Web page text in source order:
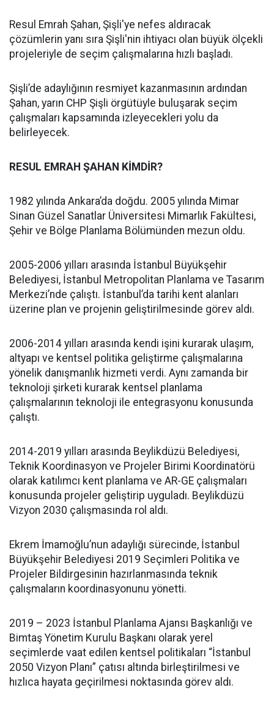
Resul Emrah Şahan, Şişli'ye nefes aldıracak
çözümlerin yanı sıra Şişli'nin ihtiyacı olan büyük ölçekli
projeleriyle de seçim çalışmalarına hızlı başladı.
Şişli’de adaylığının resmiyet kazanmasının ardından
Şahan, yarın CHP Şişli örgütüyle buluşarak seçim
çalışmaları kapsamında izleyecekleri yolu da
belirleyecek.
RESUL EMRAH ŞAHAN KİMDİR?
1982 yılında Ankara’da doğdu. 2005 yılında Mimar
Sinan Güzel Sanatlar Üniversitesi Mimarlık Fakültesi,
Şehir ve Bölge Planlama Bölümünden mezun oldu.
2005-2006 yılları arasında İstanbul Büyükşehir
Belediyesi, İstanbul Metropolitan Planlama ve Tasarım
Merkezi’nde çalıştı. İstanbul’da tarihi kent alanları
üzerine plan ve projenin geliştirilmesinde görev aldı.
2006-2014 yılları arasında kendi işini kurarak ulaşım,
altyapı ve kentsel politika geliştirme çalışmalarına
yönelik danışmanlık hizmeti verdi. Aynı zamanda bir
teknoloji şirketi kurarak kentsel planlama
çalışmalarının teknoloji ile entegrasyonu konusunda
çalıştı.
2014-2019 yılları arasında Beylikdüzü Belediyesi,
Teknik Koordinasyon ve Projeler Birimi Koordinatörü
olarak katılımcı kent planlama ve AR-GE çalışmaları
konusunda projeler geliştirip uyguladı. Beylikdüzü
Vizyon 2030 çalışmasında rol aldı.
Ekrem İmamoğlu’nun adaylığı sürecinde, İstanbul
Büyükşehir Belediyesi 2019 Seçimleri Politika ve
Projeler Bildirgesinin hazırlanmasında teknik
çalışmaların koordinasyonunu yönetti.
2019 – 2023 İstanbul Planlama Ajansı Başkanlığı ve
Bimtaş Yönetim Kurulu Başkanı olarak yerel
seçimlerde vaat edilen kentsel politikaları “İstanbul
2050 Vizyon Planı” çatısı altında birleştirilmesi ve
hızlıca hayata geçirilmesi noktasında görev aldı.